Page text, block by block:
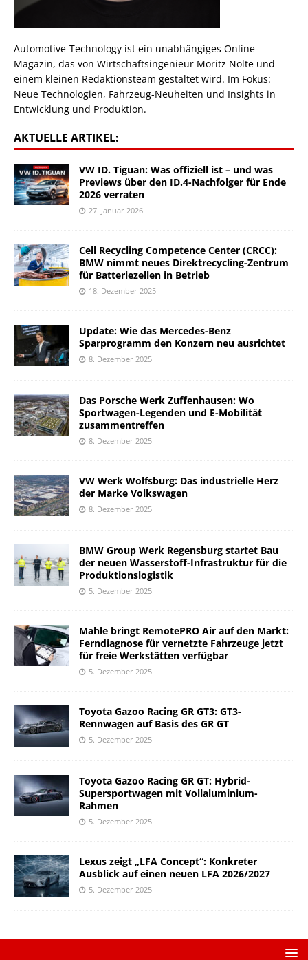
Automotive-Technology ist ein unabhängiges Online-
Magazin, das von Wirtschaftsingenieur Moritz Nolte und
einem kleinen Redaktionsteam gestaltet wird. Im Fokus:
Neue Technologien, Fahrzeug-Neuheiten und Insights in
Entwicklung und Produktion.
AKTUELLE ARTIKEL:
VW ID. Tiguan: Was offiziell ist – und was
Previews über den ID.4-Nachfolger für Ende
2026 verraten
27. Januar 2026
Cell Recycling Competence Center (CRCC):
BMW nimmt neues Direktrecycling-Zentrum
für Batteriezellen in Betrieb
18. Dezember 2025
Update: Wie das Mercedes-Benz
Sparprogramm den Konzern neu ausrichtet
8. Dezember 2025
Das Porsche Werk Zuffenhausen: Wo
Sportwagen-Legenden und E-Mobilität
zusammentreffen
8. Dezember 2025
VW Werk Wolfsburg: Das industrielle Herz
der Marke Volkswagen
8. Dezember 2025
BMW Group Werk Regensburg startet Bau
der neuen Wasserstoff-Infrastruktur für die
Produktionslogistik
5. Dezember 2025
Mahle bringt RemotePRO Air auf den Markt:
Ferndiagnose für vernetzte Fahrzeuge jetzt
für freie Werkstätten verfügbar
5. Dezember 2025
Toyota Gazoo Racing GR GT3: GT3-
Rennwagen auf Basis des GR GT
5. Dezember 2025
Toyota Gazoo Racing GR GT: Hybrid-
Supersportwagen mit Vollaluminium-
Rahmen
5. Dezember 2025
Lexus zeigt „LFA Concept“: Konkreter
Ausblick auf einen neuen LFA 2026/2027
5. Dezember 2025